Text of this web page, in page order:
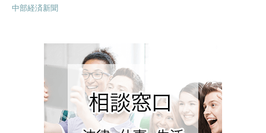
中部経済新聞